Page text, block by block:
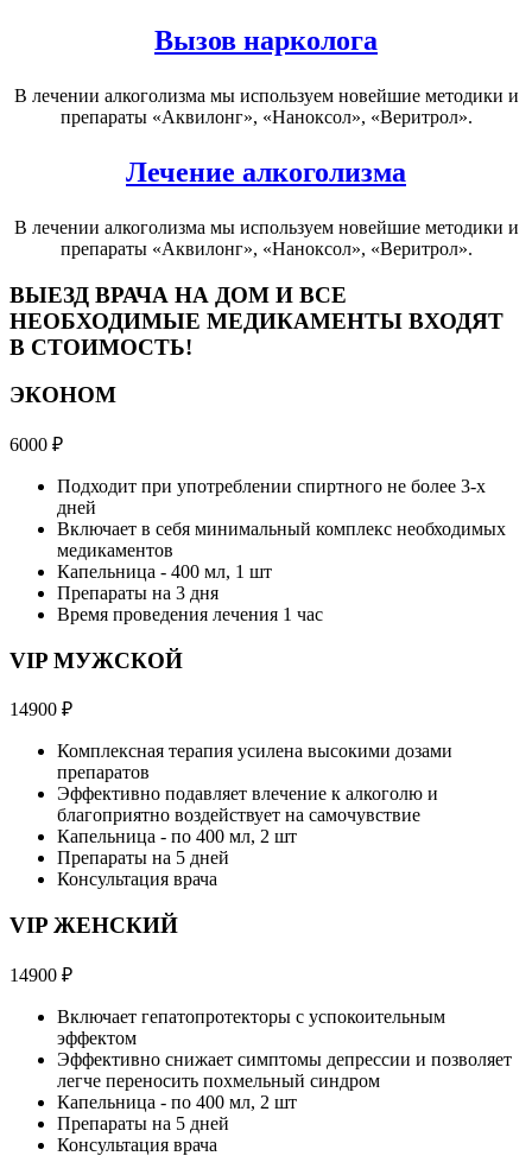
Вызов нарколога
В лечении алкоголизма мы используем новейшие методики и
препараты «Аквилонг», «Наноксол», «Веритрол».
Лечение алкоголизма
В лечении алкоголизма мы используем новейшие методики и
препараты «Аквилонг», «Наноксол», «Веритрол».
ВЫЕЗД ВРАЧА НА ДОМ И ВСЕ
НЕОБХОДИМЫЕ МЕДИКАМЕНТЫ ВХОДЯТ
В СТОИМОСТЬ!
ЭКОНОМ
6000 ₽
Подходит при употреблении спиртного не более 3-х
дней
Включает в себя минимальный комплекс необходимых
медикаментов
Капельница - 400 мл, 1 шт
Препараты на 3 дня
Время проведения лечения 1 час
VIP МУЖСКОЙ
14900 ₽
Комплексная терапия усилена высокими дозами
препаратов
Эффективно подавляет влечение к алкоголю и
благоприятно воздействует на самочувствие
Капельница - по 400 мл, 2 шт
Препараты на 5 дней
Консультация врача
VIP ЖЕНСКИЙ
14900 ₽
Включает гепатопротекторы с успокоительным
эффектом
Эффективно снижает симптомы депрессии и позволяет
легче переносить похмельный синдром
Капельница - по 400 мл, 2 шт
Препараты на 5 дней
Консультация врача